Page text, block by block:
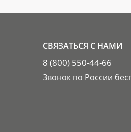
СВЯЗАТЬСЯ С НАМИ
8 (800) 550-44-66
Звонок по России